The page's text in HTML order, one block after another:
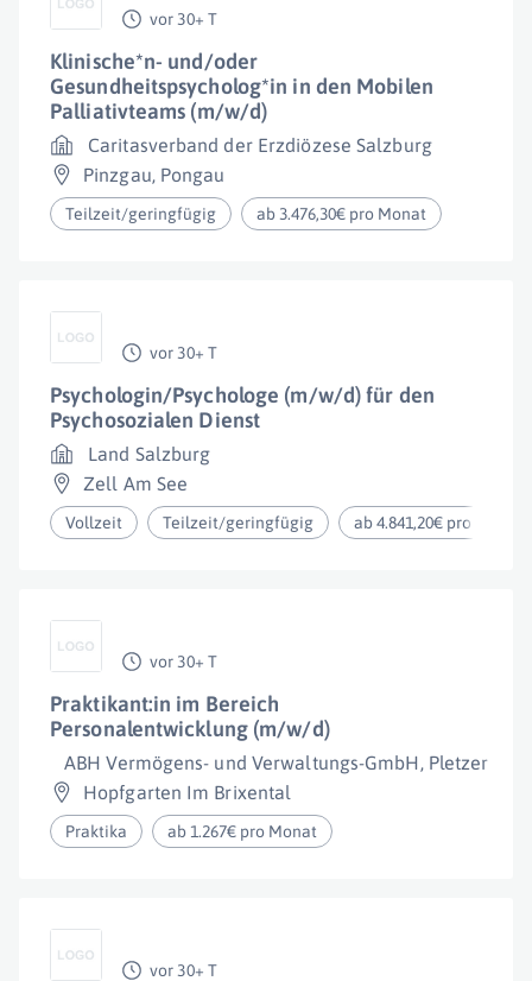
vor 30+ T
Klinische*n- und/oder
Gesundheitspsycholog*in in den Mobilen
Palliativteams (m/w/d)
Caritasverband der Erzdiözese Salzburg
Pinzgau, Pongau
Teilzeit/geringfügig ab 3.476,30€ pro Monat
vor 30+ T
Psychologin/Psychologe (m/w/d) für den
Psychosozialen Dienst
Land Salzburg
Zell Am See
Vollzeit Teilzeit/geringfügig ab 4.841,20€ pro Jahr
vor 30+ T
Praktikant:in im Bereich
Personalentwicklung (m/w/d)
ABH Vermögens- und Verwaltungs-GmbH, Pletzer
Hopfgarten Im Brixental
Praktika ab 1.267€ pro Monat
vor 30+ T